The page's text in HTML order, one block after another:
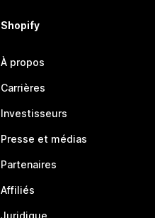
Shopify
À propos
Carrières
Investisseurs
Presse et médias
Partenaires
Affiliés